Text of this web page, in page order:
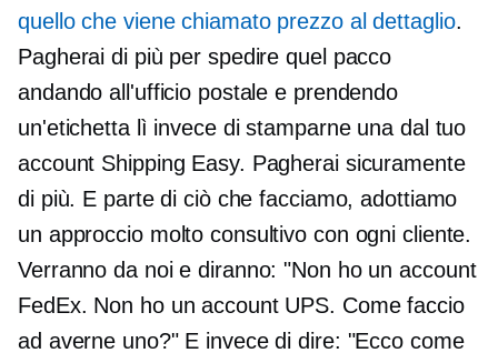
quello che viene chiamato prezzo al dettaglio.
Pagherai di più per spedire quel pacco
andando all'ufficio postale e prendendo
un'etichetta lì invece di stamparne una dal tuo
account Shipping Easy. Pagherai sicuramente
di più. E parte di ciò che facciamo, adottiamo
un approccio molto consultivo con ogni cliente.
Verranno da noi e diranno: "Non ho un account
FedEx. Non ho un account UPS. Come faccio
ad averne uno?" E invece di dire: "Ecco come